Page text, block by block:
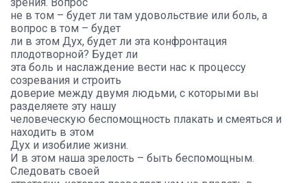
не в том – будет ли там удовольствие или боль, а
вопрос в том – будет
ли в этом Дух, будет ли эта конфронтация
плодотворной? Будет ли
эта боль и наслаждение вести нас к процессу
созревания и строить
доверие между двумя людьми, с которыми вы
разделяете эту нашу
человеческую беспомощность плакать и смеяться и
находить в этом
Дух и изобилие жизни.
И в этом наша зрелость – быть беспомощным.
Следовать своей